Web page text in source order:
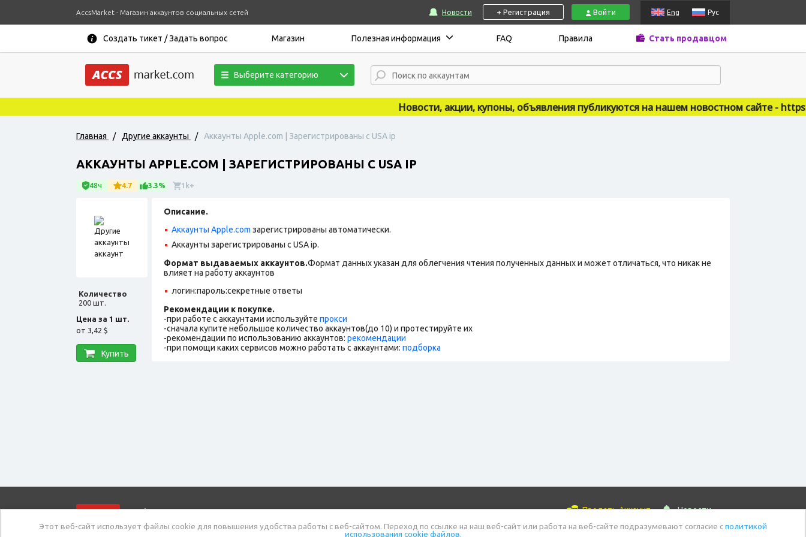
AccsMarket - Магазин аккаунтов социальных сетей Новости + Регистрация Войти Eng Рус
Создать тикет / Задать вопрос Магазин Полезная информация FAQ Правила Стать продавцом
Выберите категорию
Новости, акции, купоны, объявления публикуются на нашем новостном сайте - https://
Главная / Другие аккаунты / Аккаунты Apple.com | Зарегистрированы с USA ip
АККАУНТЫ APPLE.COM | ЗАРЕГИСТРИРОВАНЫ С USA IP
48ч 4.7 3.3% 1k+
Количество
200 шт.
Цена за 1 шт.
от 3,42 $
Купить
Описание.
Аккаунты Apple.com зарегистрированы автоматически.
Аккаунты зарегистрированы с USA ip.
Формат выдаваемых аккаунтов.Формат данных указан для облегчения чтения полученных данных и может отличаться, что никак не
влияет на работу аккаунтов
логин:пароль:секретные ответы
Рекомендации к покупке.
-при работе с аккаунтами используйте прокси
-сначала купите небольшое количество аккаунтов(до 10) и протестируйте их
-рекомендации по использованию аккаунтов: рекомендации
-при помощи каких сервисов можно работать с аккаунтами: подборка
market.com Продать Аккаунт
Новости
Этот веб-сайт использует файлы cookie для повышения удобства работы с веб-сайтом. Переход по ссылке на наш веб-сайт или работа на веб-сайте подразумевают согласие сполитикой
использования cookie файлов.